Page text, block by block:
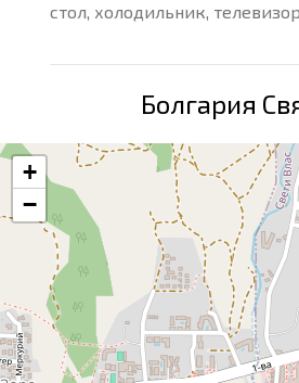
стол, холодильник,
Болгария
+
−